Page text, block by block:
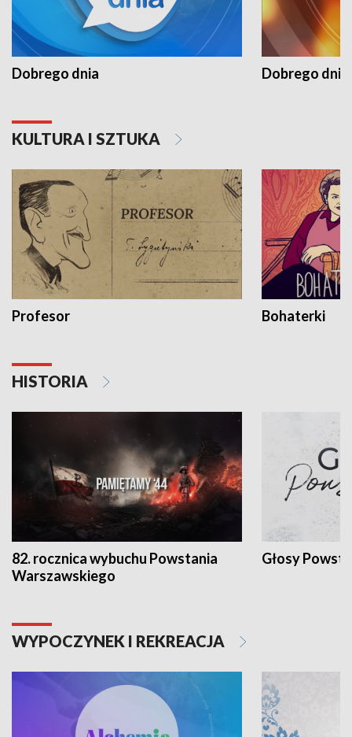
Dobrego dnia Dobrego dnia
KULTURA I SZTUKA
Profesor Bohaterki
HISTORIA
82. rocznica wybuchu Powstania
Warszawskiego
Głosy
WYPOCZYNEK I REKREACJA